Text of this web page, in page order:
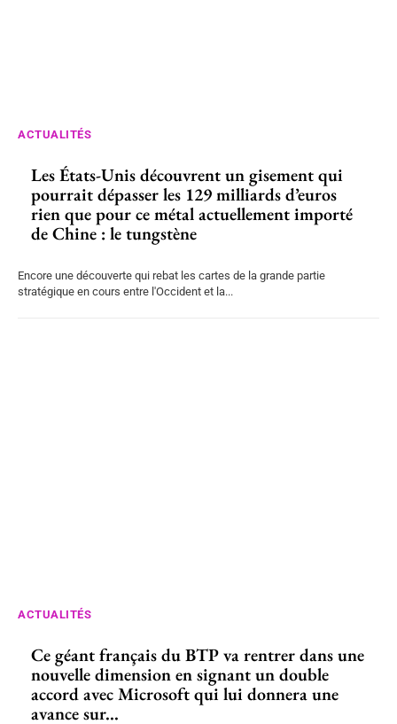
ACTUALITÉS
Les États-Unis découvrent un gisement qui
pourrait dépasser les 129 milliards d’euros
rien que pour ce métal actuellement importé
de Chine : le tungstène
Encore une découverte qui rebat les cartes de la grande partie
stratégique en cours entre l'Occident et la...
ACTUALITÉS
Ce géant français du BTP va rentrer dans une
nouvelle dimension en signant un double
accord avec Microsoft qui lui donnera une
avance sur...